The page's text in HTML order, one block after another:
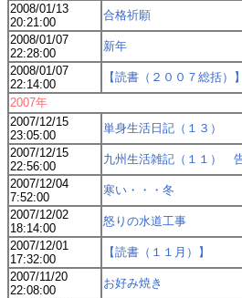
2008/01/13
20:21:00
合格祈願
2008/01/07
22:28:00
新年
2008/01/07
22:14:00
【読書（２００７総括）】
2007年
2007/12/15
23:05:00
単身生活日記（１３）
2007/12/15
22:56:00
九州生活雑記（１１）
2007/12/04
7:52:00
寒い・・・冬
2007/12/02
18:14:00
怒りの水道工事
2007/12/01
17:32:00
【読書（１１月）】
2007/11/20
22:08:00
お好み焼き